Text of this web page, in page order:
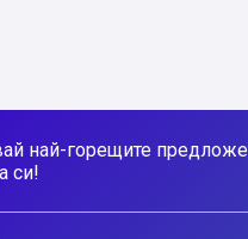
най-горещите
си!